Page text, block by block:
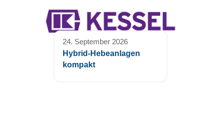
24. September 2026
Hybrid-Hebeanlagen
kompakt